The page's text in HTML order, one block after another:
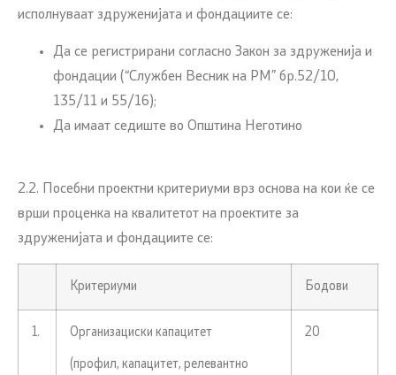
исполнуваат здруженијата и фондациите се:
Да се регистрирани согласно Закон за здруженија и
фондации (“Службен Весник на РМ” бр.52/10,
135/11 и 55/16);
Да имаат седиште во Општина Неготино
2.2. Посебни проектни критериуми врз основа на кои ќе се
врши проценка на квалитетот на проектите за
здруженијата и фондациите се:
Критериуми Бодови
1. Организациски капацитет
(профил, капацитет, релевантно
20